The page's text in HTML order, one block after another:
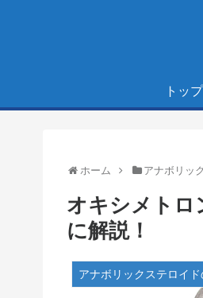
トップ
ホーム アナボリッ
オキシメトロ
に解説！
アナボリックステロイ